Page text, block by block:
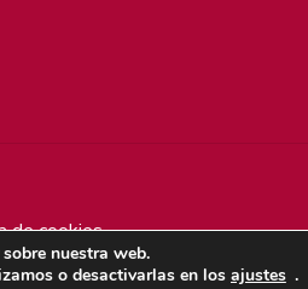
de cookies
nuestra web.
o desactivarlas en los ajustes .